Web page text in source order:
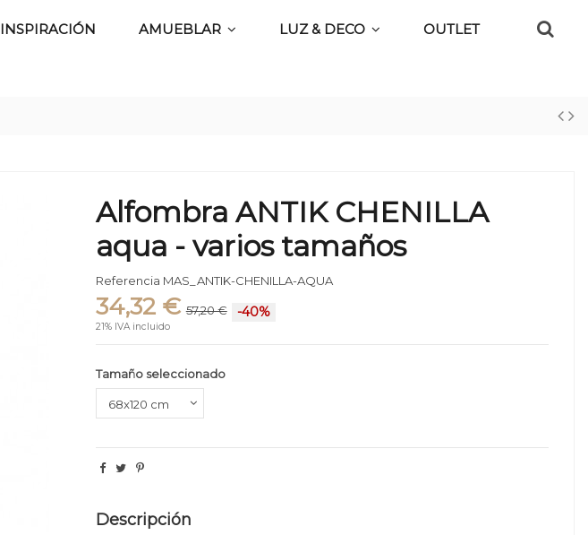
INSPIRACIÓN AMUEBLAR LUZ & DECO OUTLET
Alfombra ANTIK CHENILLA
aqua - varios tamaños
Referencia MAS_ANTIK-CHENILLA-AQUA
34,32 € 57,20 € -40%
21% IVA incluido
Tamaño seleccionado
Descripción